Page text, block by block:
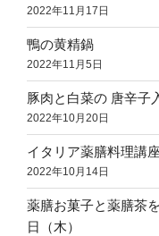
2022年11月17日
鴨の黄精鍋
2022年11月5日
豚肉と白菜の 唐辛子
2022年10月20日
イタリア薬膳料理講
2022年10月14日
薬膳お菓子と薬膳茶
日（木）